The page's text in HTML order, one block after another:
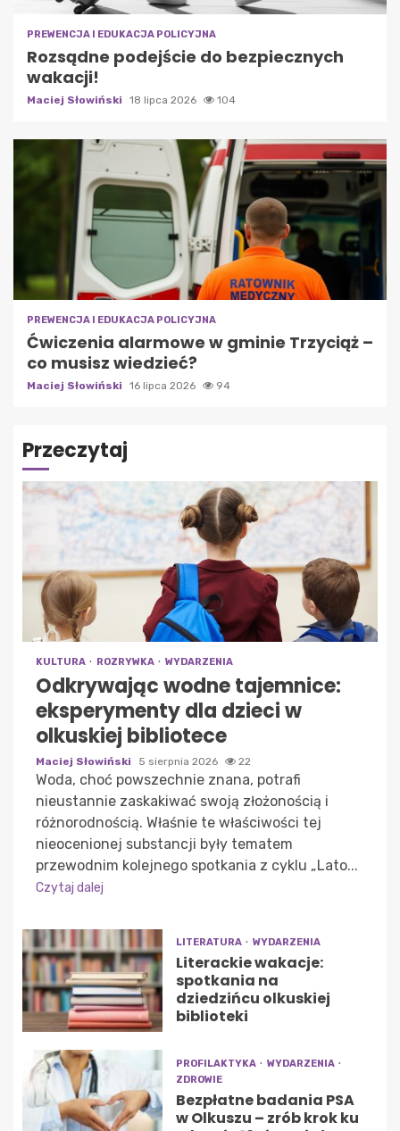
PREWENCJA I EDUKACJA POLICYJNA
Rozsądne podejście do bezpiecznych
wakacji!
Maciej Słowiński 18 lipca 2026 104
PREWENCJA I EDUKACJA POLICYJNA
Ćwiczenia alarmowe w gminie Trzyciąż –
co musisz wiedzieć?
Maciej Słowiński 16 lipca 2026 94
Przeczytaj
KULTURA ROZRYWKA WYDARZENIA
Odkrywając wodne tajemnice:
eksperymenty dla dzieci w
olkuskiej bibliotece
Maciej Słowiński 5 sierpnia 2026 22
Woda, choć powszechnie znana, potrafi
nieustannie zaskakiwać swoją złożonością i
różnorodnością. Właśnie te właściwości tej
nieocenionej substancji były tematem
przewodnim kolejnego spotkania z cyklu „Lato...
Czytaj dalej
LITERATURA WYDARZENIA
Literackie wakacje:
spotkania na
dziedzińcu olkuskiej
biblioteki
PROFILAKTYKA
WYDARZENIA
ZDROWIE
Bezpłatne badania PSA
w Olkuszu – zrób krok ku